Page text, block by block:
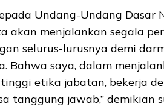
Undang-Undang Dasar
akan menjalankan segala
selurus-lurusnya demi
Bahwa saya, dalam
etika jabatan, bekerja
tanggung jawab,” demikian